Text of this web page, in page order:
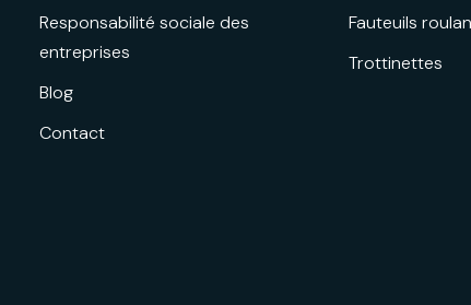
Responsabilité sociale des
entreprises
Blog
Contact
Fauteuils
Trottinettes